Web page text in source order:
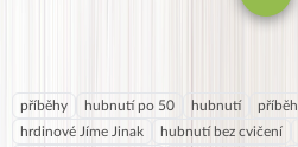
příběhy hubnutí po 50 hubnutí příběh
hrdinové Jíme Jinak
hubnutí bez cvičení